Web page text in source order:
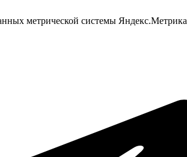
метрической системы Яндекс.Метрика